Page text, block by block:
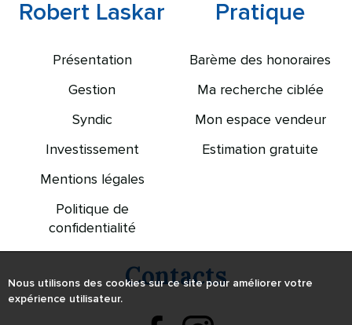
Robert Laskar
Présentation
Gestion
Syndic
Investissement
Mentions légales
Politique de
confidentialité
Pratique
Barème des honoraires
Ma recherche ciblée
Mon espace vendeur
Estimation gratuite
Contacts
Nous utilisons des cookies sur ce site pour améliorer votre
expérience utilisateur.